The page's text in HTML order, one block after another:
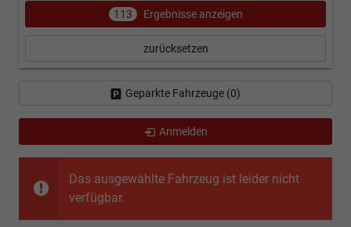
Das ausgewählte Fahrzeug ist leider nicht
verfügbar.
113 Ergebnisse anzeigen
zurücksetzen
Geparkte Fahrzeuge (0)
Anmelden